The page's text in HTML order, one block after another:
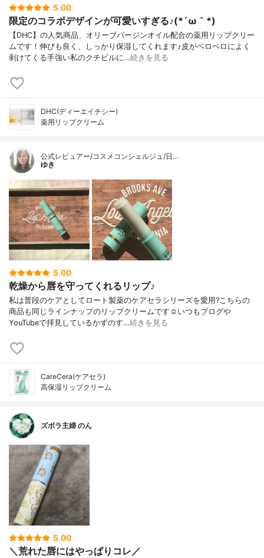
5.00
限定のコラボデザインが可愛いすぎる♪(*´ω｀*)
【DHC】の人気商品、オリーブバージンオイル配合の薬用リップクリー
ムです！伸びも良く、しっかり保湿してくれます♪皮がベロベロによく
剥けてくる手強い私のクチビルに…続きを見る
DHC(ディーエイチシー)
薬用リップクリーム
公式レビュアー/コスメコンシェルジュ/日…
ゆき
5.00
乾燥から唇を守ってくれるリップ♪
私は普段のケアとしてロート製薬のケアセラシリーズを愛用?こちらの
商品も同じラインナップのリップクリームです☺️いつもブログや
YouTubeで拝見しているかずのす…続きを見る
CareCera(ケアセラ)
高保湿リップクリーム
ズボラ主婦 のん
5.00
＼荒れた唇にはやっぱりコレ／